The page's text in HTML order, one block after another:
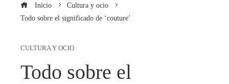
Inicio
Cultura y ocio
Todo sobre el significado de ‘couture’
CULTURA Y OCIO
Todo sobre el